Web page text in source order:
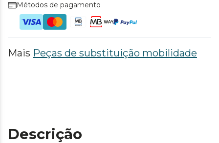
Métodos de pagamento
Mais Peças de substituição mobilidade
Descrição